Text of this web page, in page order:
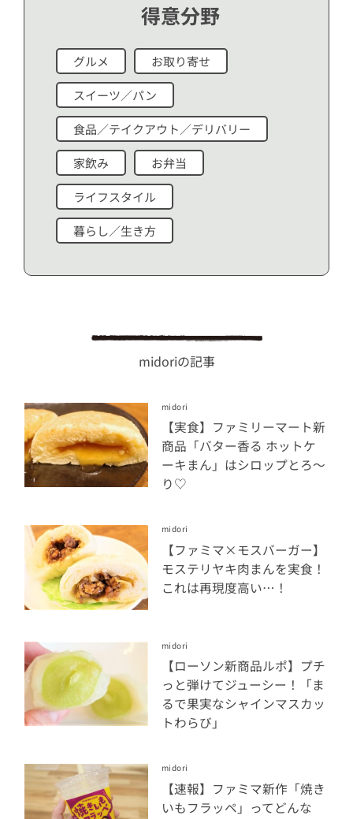
得意分野
グルメ お取り寄せ
スイーツ／パン
食品／テイクアウト／デリバリー
家飲み お弁当
ライフスタイル
暮らし／生き方
midoriの記事
midori
【実食】ファミリーマート新
商品「バター香る ホットケ
ーキまん」はシロップとろ～
り♡
midori
【ファミマ×モスバーガー】
モステリヤキ肉まんを実食！
これは再現度高い…！
midori
【ローソン新商品ルポ】プチ
っと弾けてジューシー！「ま
るで果実なシャインマスカッ
トわらび」
midori
【速報】ファミマ新作「焼き
いもフラッペ」ってどんな